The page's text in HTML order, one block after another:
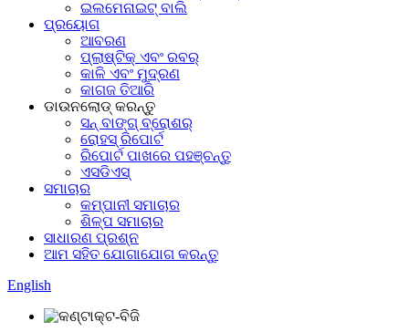
ଇଲମେନାଇଟ୍ ବାଲି
ପ୍ରୟୋଗ
ଆବରଣ
ପ୍ଲାଷ୍ଟିକ୍ ଏବଂ ରବର୍
କାଳି ଏବଂ ମୁଦ୍ରଣ
କାଗଜ ତିଆରି
ଡାଉନଲୋଡ୍ କରନ୍ତୁ
ସନ୍ ବାଙ୍ଗ୍ ବ୍ରୋଶର୍
ରୋହସ୍ ରିପୋର୍ଟ
ରିପୋର୍ଟ ପାଖରେ ପହଞ୍ଚନ୍ତୁ
ଏସଡିଏସ୍‌
ସମାଚାର
କମ୍ପାନୀ ସମାଚାର
ଶିଳ୍ପ ସମାଚାର
ସାଧାରଣ ପ୍ରଶ୍ନ
ଆମ ସହିତ ଯୋଗାଯୋଗ କରନ୍ତୁ
English